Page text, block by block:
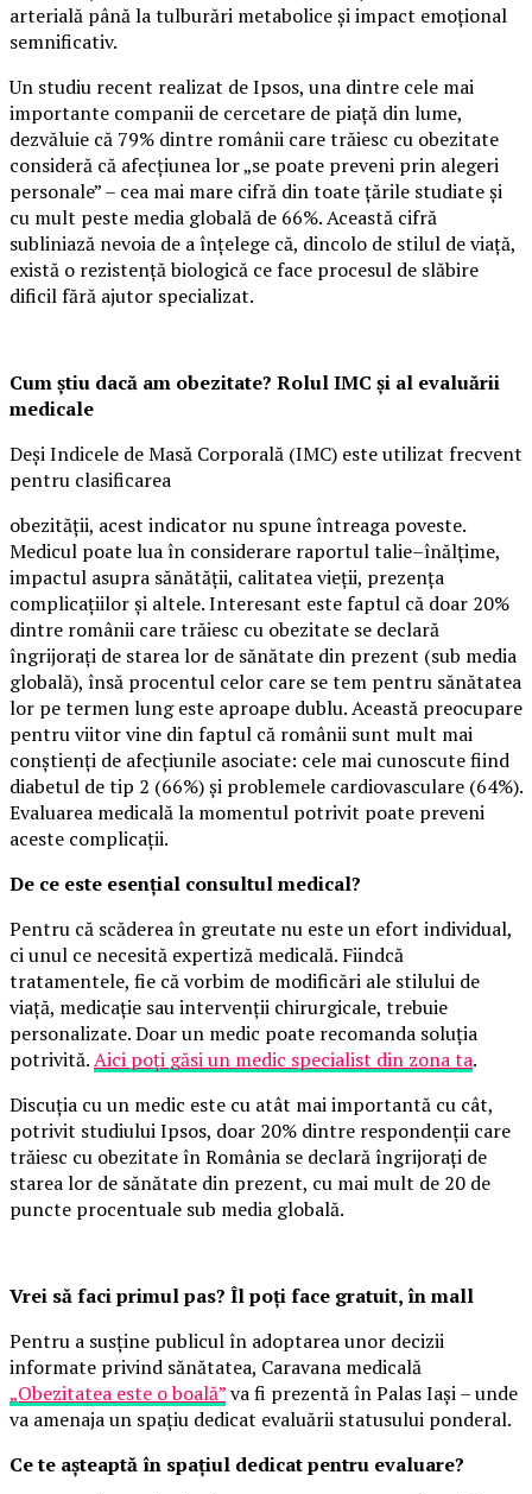
arterială până la tulburări metabolice și impact emoțional
semnificativ.
Un studiu recent realizat de Ipsos, una dintre cele mai
importante companii de cercetare de piață din lume,
dezvăluie că 79% dintre românii care trăiesc cu obezitate
consideră că afecțiunea lor „se poate preveni prin alegeri
personale” – cea mai mare cifră din toate țările studiate și
cu mult peste media globală de 66%. Această cifră
subliniază nevoia de a înțelege că, dincolo de stilul de viață,
există o rezistență biologică ce face procesul de slăbire
dificil fără ajutor specializat.
Cum știu dacă am obezitate? Rolul IMC și al evaluării
medicale
Deși Indicele de Masă Corporală (IMC) este utilizat frecvent
pentru clasificarea
obezității, acest indicator nu spune întreaga poveste.
Medicul poate lua în considerare raportul talie–înălțime,
impactul asupra sănătății, calitatea vieții, prezența
complicațiilor și altele. Interesant este faptul că doar 20%
dintre românii care trăiesc cu obezitate se declară
îngrijorați de starea lor de sănătate din prezent (sub media
globală), însă procentul celor care se tem pentru sănătatea
lor pe termen lung este aproape dublu. Această preocupare
pentru viitor vine din faptul că românii sunt mult mai
conștienți de afecțiunile asociate: cele mai cunoscute fiind
diabetul de tip 2 (66%) și problemele cardiovasculare (64%).
Evaluarea medicală la momentul potrivit poate preveni
aceste complicații.
De ce este esențial consultul medical?
Pentru că scăderea în greutate nu este un efort individual,
ci unul ce necesită expertiză medicală. Fiindcă
tratamentele, fie că vorbim de modificări ale stilului de
viață, medicație sau intervenții chirurgicale, trebuie
personalizate. Doar un medic poate recomanda soluția
potrivită.Aici poți găsi un medic specialist din zona ta.
Discuția cu un medic este cu atât mai importantă cu cât,
potrivit studiului Ipsos, doar 20% dintre respondenții care
trăiesc cu obezitate în România se declară îngrijorați de
starea lor de sănătate din prezent, cu mai mult de 20 de
puncte procentuale sub media globală.
Vrei să faci primul pas? Îl poți face gratuit, în mall
Pentru a susține publicul în adoptarea unor decizii
informate privind sănătatea, Caravana medicală
„Obezitatea este o boală”va fi prezentă în Palas Iași – unde
va amenaja un spațiu dedicat evaluării statusului ponderal.
Ce te așteaptă în spațiul dedicat pentru evaluare?